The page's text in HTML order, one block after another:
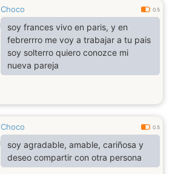
Choco 0.5
soy frances vivo en paris, y en
febrerrro me voy a trabajar a tu pais
soy solterro quiero conozce mi
nueva pareja
Choco 0.5
soy agradable, amable, cariñosa y
deseo compartir con otra persona